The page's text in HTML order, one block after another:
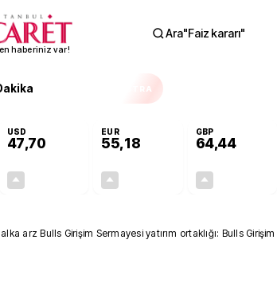
haberiniz var!
Ara"Faiz kararı"
EKSTRA
USD
47,70
EUR
55,18
GBP
64,44
arz Bulls Girişim Sermayesi yatırım ortaklığı: Bulls